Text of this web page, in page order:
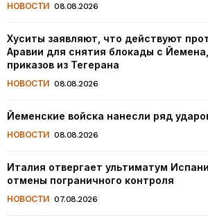
НОВОСТИ 08.08.2026
Хуситы заявляют, что действуют
Аравии для снятия блокады с
приказов из Тегерана
НОВОСТИ 08.08.2026
Йеменские войска нанесли ряд
НОВОСТИ 08.08.2026
Италия отвергает ультиматум
отмены пограничного контроля
НОВОСТИ 07.08.2026